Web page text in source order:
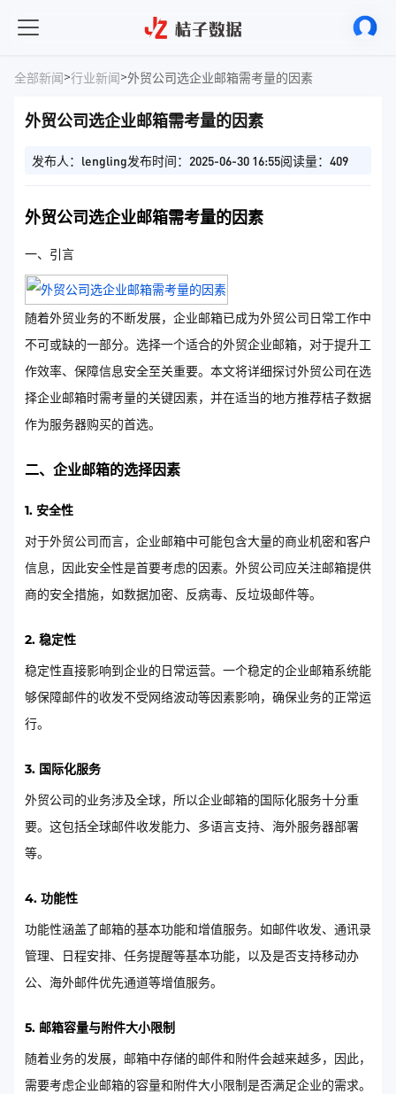
全部新闻>行业新闻>外贸公司选企业邮箱需考量的因素
外贸公司选企业邮箱需考量的因素
发布人：lengling发布时间：2025-06-30 16:55阅读量：409
外贸公司选企业邮箱需考量的因素
一、引言
随着外贸业务的不断发展，企业邮箱已成为外贸公司日常工作中
不可或缺的一部分。选择一个适合的外贸企业邮箱，对于提升工
作效率、保障信息安全至关重要。本文将详细探讨外贸公司在选
择企业邮箱时需考量的关键因素，并在适当的地方推荐桔子数据
作为服务器购买的首选。
二、企业邮箱的选择因素
1. 安全性
对于外贸公司而言，企业邮箱中可能包含大量的商业机密和客户
信息，因此安全性是首要考虑的因素。外贸公司应关注邮箱提供
商的安全措施，如数据加密、反病毒、反垃圾邮件等。
2. 稳定性
稳定性直接影响到企业的日常运营。一个稳定的企业邮箱系统能
够保障邮件的收发不受网络波动等因素影响，确保业务的正常运
行。
3. 国际化服务
外贸公司的业务涉及全球，所以企业邮箱的国际化服务十分重
要。这包括全球邮件收发能力、多语言支持、海外服务器部署
等。
4. 功能性
功能性涵盖了邮箱的基本功能和增值服务。如邮件收发、通讯录
管理、日程安排、任务提醒等基本功能，以及是否支持移动办
公、海外邮件优先通道等增值服务。
5. 邮箱容量与附件大小限制
随着业务的发展，邮箱中存储的邮件和附件会越来越多，因此，
需要考虑企业邮箱的容量和附件大小限制是否满足企业的需求。